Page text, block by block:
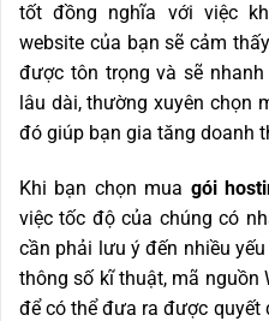
tốt đồng nghĩa với việc
website của bạn sẽ cảm
được tôn trọng và sẽ
lâu dài, thường xuyên chọn
đó giúp bạn gia tăng doanh
Khi bạn chọn mua gói
việc tốc độ của chúng có
cần phải lưu ý đến nhiều
thông số kĩ thuật, mã nguồn
để có thể đưa ra được quyết